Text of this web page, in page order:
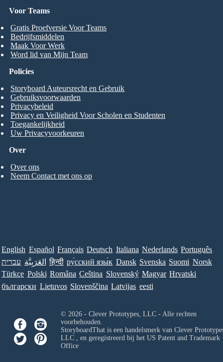
Voor Teams
Gratis Proefversie Voor Teams
Bedrijfsmiddelen
Maak Voor Werk
Word lid van Mijn Team
Over
Over ons
Neem Contact met ons op
Policies
Storyboard Auteursrecht en Gebruik
Gebruiksvoorwaarden
Privacybeleid
Privacy en Veiligheid Voor Scholen en Studenten
Toegankelijkheid
Uw Privacyvoorkeuren
English Español Français Deutsch Italiana Nederlands Português
עברית العَرَبِيَّة हिन्दी ру́сский язы́к Dansk Svenska Suomi Norsk
Türkçe Polski Româna Ceština Slovenský Magyar Hrvatski
български Lietuvos Slovenščina Latvijas eesti
© 2026 - Clever Prototypes, LLC - Alle rechten
voorbehouden.
StoryboardThat is een handelsmerk van Clever
LLC, en geregistreerd bij het US Patent and Trademark
Office